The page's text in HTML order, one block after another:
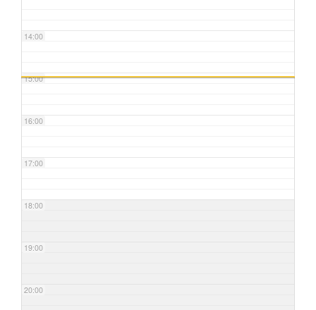
14:00
15:00
16:00
17:00
18:00
19:00
20:00